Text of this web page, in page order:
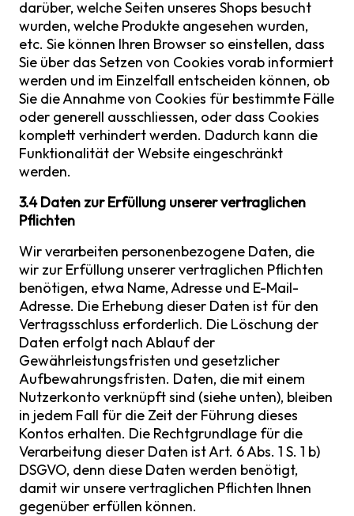
darüber, welche Seiten unseres Shops besucht
wurden, welche Produkte angesehen wurden,
etc. Sie können Ihren Browser so einstellen, dass
Sie über das Setzen von Cookies vorab informiert
werden und im Einzelfall entscheiden können, ob
Sie die Annahme von Cookies für bestimmte Fälle
oder generell ausschliessen, oder dass Cookies
komplett verhindert werden. Dadurch kann die
Funktionalität der Website eingeschränkt
werden.
3.4 Daten zur Erfüllung unserer vertraglichen
Pflichten
Wir verarbeiten personenbezogene Daten, die
wir zur Erfüllung unserer vertraglichen Pflichten
benötigen, etwa Name, Adresse und E-Mail-
Adresse. Die Erhebung dieser Daten ist für den
Vertragsschluss erforderlich. Die Löschung der
Daten erfolgt nach Ablauf der
Gewährleistungsfristen und gesetzlicher
Aufbewahrungsfristen. Daten, die mit einem
Nutzerkonto verknüpft sind (siehe unten), bleiben
in jedem Fall für die Zeit der Führung dieses
Kontos erhalten. Die Rechtgrundlage für die
Verarbeitung dieser Daten ist Art. 6 Abs. 1 S. 1 b)
DSGVO, denn diese Daten werden benötigt,
damit wir unsere vertraglichen Pflichten Ihnen
gegenüber erfüllen können.